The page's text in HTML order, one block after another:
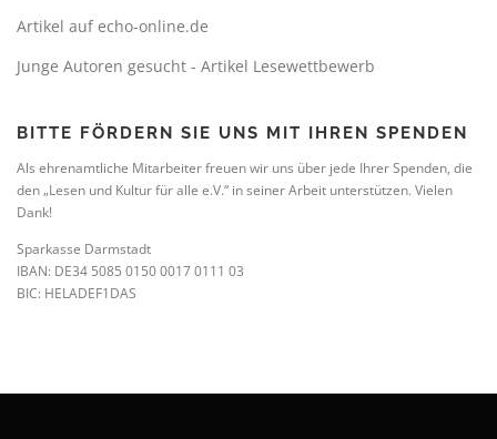
Artikel auf echo-online.de
Junge Autoren gesucht - Artikel Lesewettbewerb
BITTE FÖRDERN SIE UNS MIT IHREN SPENDEN
Als ehrenamtliche Mitarbeiter freuen wir uns über jede Ihrer Spenden, die
den „Lesen und Kultur für alle e.V.“ in seiner Arbeit unterstützen. Vielen
Dank!
Sparkasse Darmstadt
IBAN: DE34 5085 0150 0017 0111 03
BIC: HELADEF1DAS